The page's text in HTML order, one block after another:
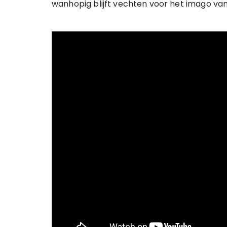
wanhopig blijft vechten voor het imago